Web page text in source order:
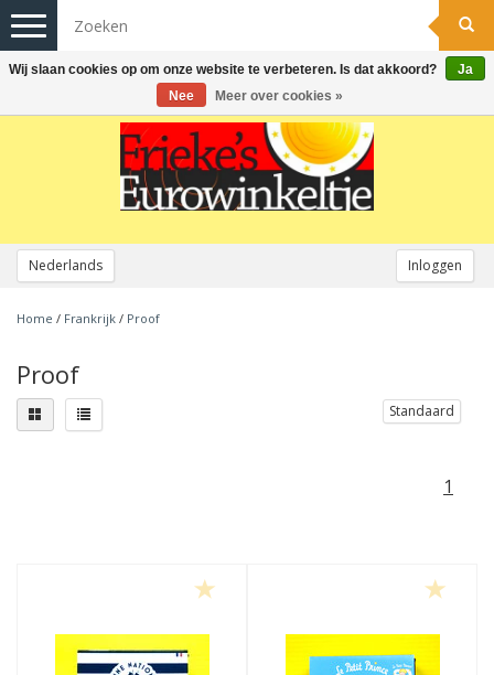
Nederlands Inloggen
Toggle
navigation
Home / Frankrijk / Proof
Proof
Standaard
1
Wij slaan cookies op om onze website te verbeteren. Is dat akkoord?
Ja
Nee
Meer over cookies »